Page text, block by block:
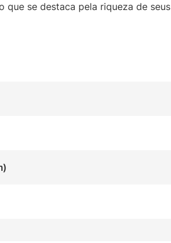
que se destaca pela riqueza de